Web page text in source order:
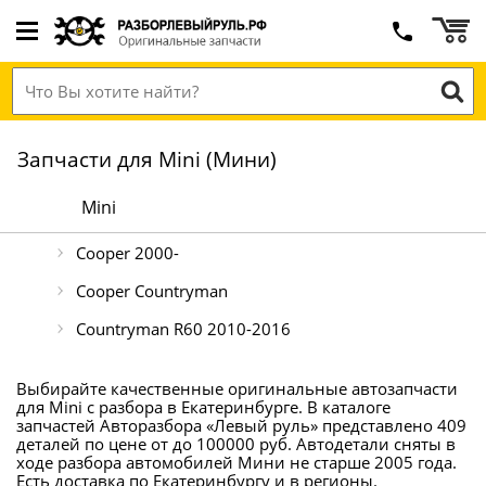
Запчасти для Mini (Мини)
Mini
Cooper 2000-
Cooper Countryman
Countryman R60 2010-2016
Выбирайте качественные оригинальные автозапчасти
для Mini с разбора в Екатеринбурге. В каталоге
запчастей Авторазбора «Левый руль» представлено 409
деталей по цене от до 100000 руб. Автодетали сняты в
ходе разбора автомобилей Мини не старше 2005 года.
Есть доставка по Екатеринбургу и в регионы.